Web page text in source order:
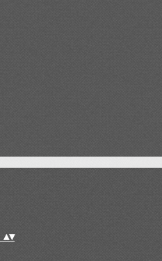
▴▾